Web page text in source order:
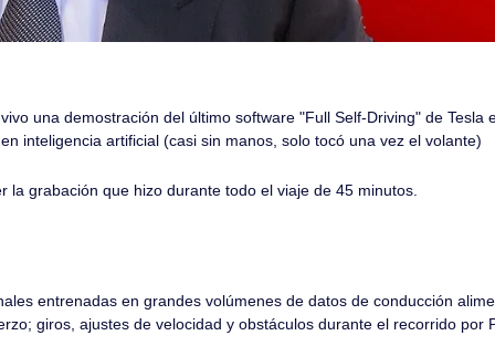
una demostración del último software "Full Self-Driving" de Tesla
inteligencia artificial (casi sin manos, solo tocó una vez el volante)
la grabación que hizo durante todo el viaje de 45 minutos.
entrenadas en grandes volúmenes de datos de conducción
giros, ajustes de velocidad y obstáculos durante el recorrido por